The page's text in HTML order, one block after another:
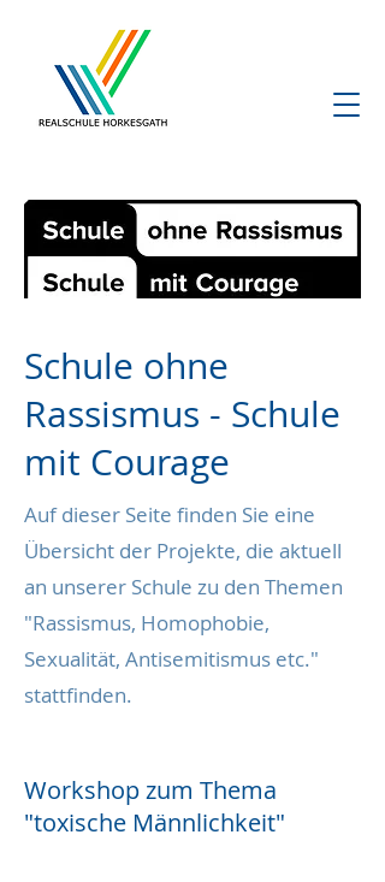
Schule ohne
Rassismus - Schule
mit Courage
Auf dieser Seite finden Sie eine
Übersicht der Projekte, die aktuell
an unserer Schule zu den Themen
"Rassismus, Homophobie,
Sexualität, Antisemitismus etc."
stattfinden.
Workshop zum Thema
"toxische Männlichkeit"